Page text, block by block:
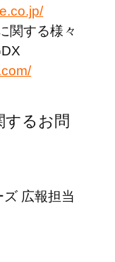
関する様々
するお問
広報担当